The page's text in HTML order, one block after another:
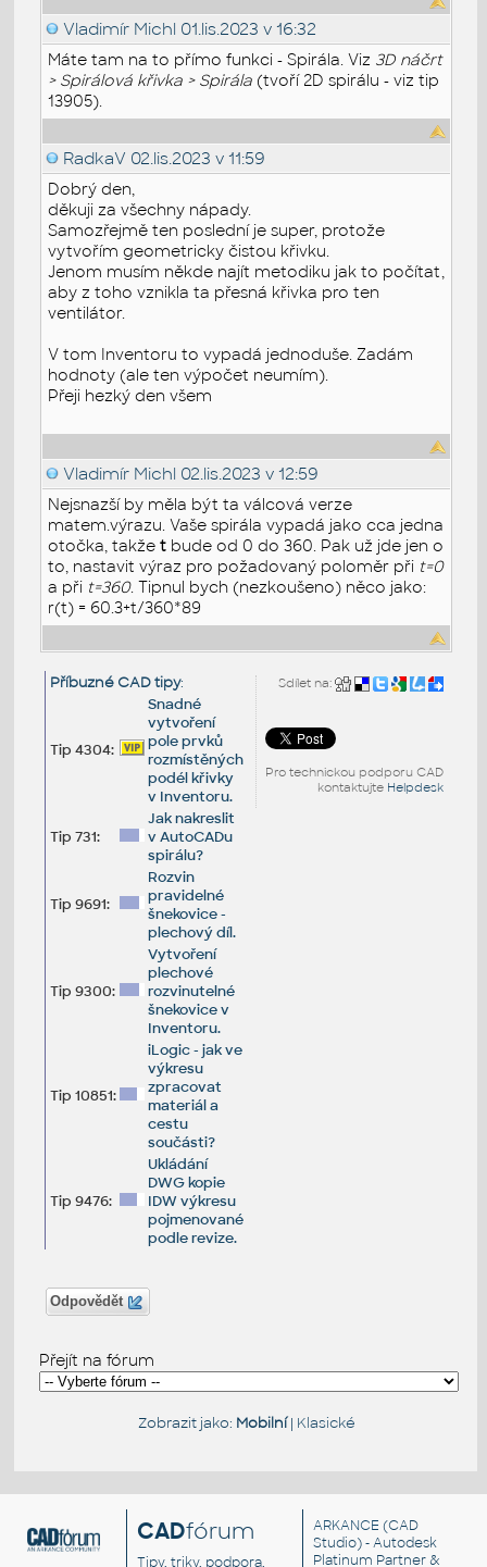
Vladimír Michl 01.lis.2023 v 16:32
Máte tam na to přímo funkci - Spirála. Viz 3D náčrt
> Spirálová křivka > Spirála (tvoří 2D spirálu - viz tip
13905).
RadkaV 02.lis.2023 v 11:59
Dobrý den,
děkuji za všechny nápady.
Samozřejmě ten poslední je super, protože
vytvořím geometricky čistou křivku.
Jenom musím někde najít metodiku jak to počítat,
aby z toho vznikla ta přesná křivka pro ten
ventilátor.
V tom Inventoru to vypadá jednoduše. Zadám
hodnoty (ale ten výpočet neumím).
Přeji hezký den všem
Vladimír Michl 02.lis.2023 v 12:59
Nejsnazší by měla být ta válcová verze
matem.výrazu. Vaše spirála vypadá jako cca jedna
otočka, takžet bude od 0 do 360. Pak už jde jen o
to, nastavit výraz pro požadovaný poloměr při t=0
a při t=360. Tipnul bych (nezkoušeno) něco jako:
r(t) = 60.3+t/360*89
Sdílet na:
Pro technickou podporu CAD
kontaktujte Helpdesk
Příbuzné CAD tipy:
Tip 4304:
Snadné
vytvoření
pole prvků
rozmístěných
podél křivky
v Inventoru.
Tip 731:
Jak nakreslit
v AutoCADu
spirálu?
Tip 9691:
Rozvin
pravidelné
šnekovice -
plechový díl.
Tip 9300:
Vytvoření
plechové
rozvinutelné
šnekovice v
Inventoru.
Tip 10851:
iLogic - jak ve
výkresu
zpracovat
materiál a
cestu
součásti?
Tip 9476:
Ukládání
DWG kopie
IDW výkresu
pojmenované
podle revize.
Odpovědět
Přejít na fórum
Zobrazit jako: Mobilní| Klasické
CADfórum
Tipy, triky, podpora,
ARKANCE (CAD
Studio) - Autodesk
Platinum Partner &